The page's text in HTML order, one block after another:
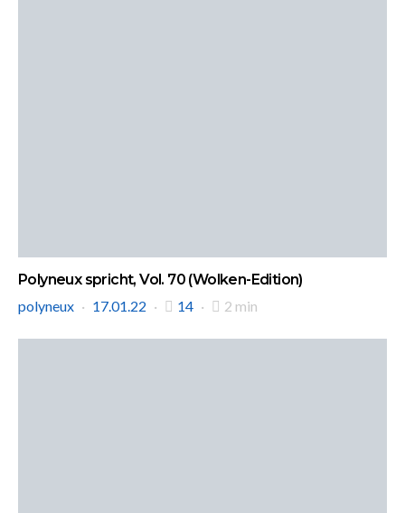
Polyneux spricht, Vol. 70 (Wolken-Edition)
polyneux
17.01.22 14 2 min